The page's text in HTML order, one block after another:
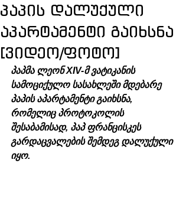
პაპის დალუქული
აპარტამენტი გაიხსნა
[ვიდეო/ფოტო]
პაპმა ლეონ XIV-მ ვატიკანის
სამოციქულო სასახლეში მდებარე
პაპის აპარტამენტი გაიხსნა,
რომელიც პროტოკოლის
შესაბამისად, პაპ ფრანცისკეს
გარდაცვალების შემდეგ დალუქული
იყო.